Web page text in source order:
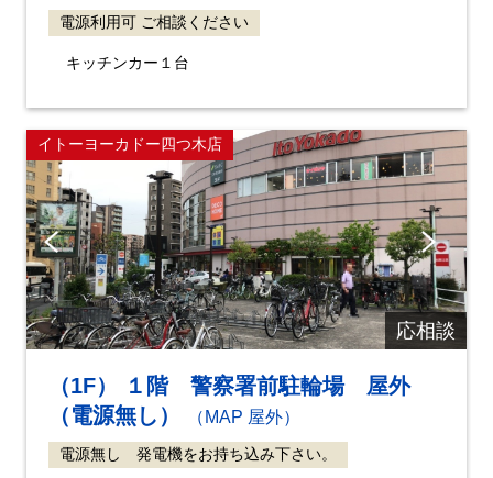
電源利用可 ご相談ください
キッチンカー１台
イトーヨーカドー四つ木店
応相談
Pre
vio
us
Ne
xt
（1F） １階 警察署前駐輪場 屋外
（電源無し）
（MAP 屋外）
電源無し 発電機をお持ち込み下さい。